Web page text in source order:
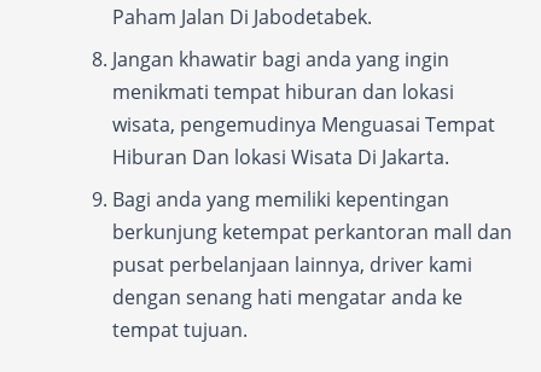
Paham Jalan Di Jabodetabek.
Jangan khawatir bagi anda yang ingin
menikmati tempat hiburan dan lokasi
wisata, pengemudinya Menguasai Tempat
Hiburan Dan lokasi Wisata Di Jakarta.
Bagi anda yang memiliki kepentingan
berkunjung ketempat perkantoran mall dan
pusat perbelanjaan lainnya, driver kami
dengan senang hati mengatar anda ke
tempat tujuan.